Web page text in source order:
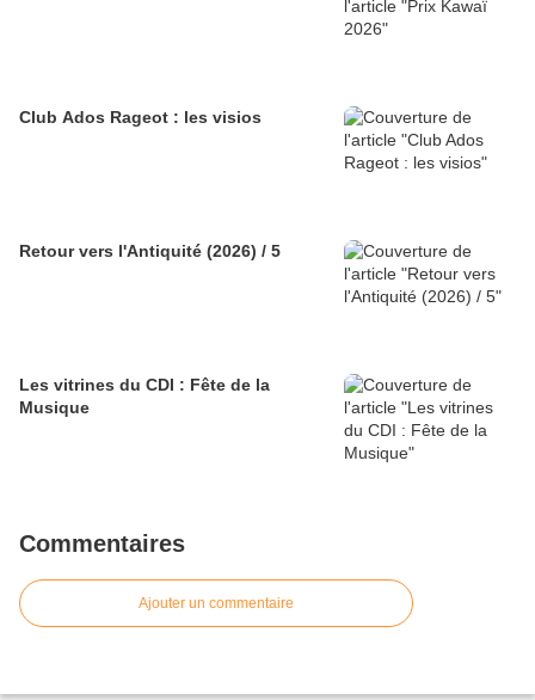
Club Ados Rageot : les visios
Retour vers l'Antiquité (2026) / 5
Les vitrines du CDI : Fête de la
Musique
Commentaires
Ajouter un commentaire